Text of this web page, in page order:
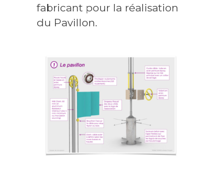
fabricant pour la réalisation
du Pavillon.